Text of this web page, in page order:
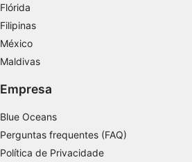
Flórida
Filipinas
México
Maldivas
Empresa
Blue Oceans
Perguntas frequentes (FAQ)
Política de Privacidade
Medir o desempenho da publicidade
Medir o desempenho do conteúdo
diferentes.
Desenvolver e melhorar os serviços
Usar dados limitados para selecionar